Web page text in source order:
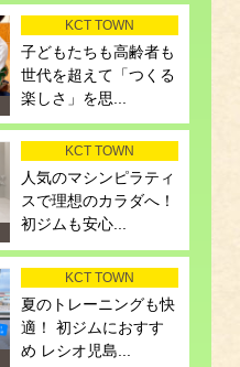
KCT TOWN
子どもたちも高齢者も
世代を超えて「つくる
楽しさ」を思...
KCT TOWN
人気のマシンピラティ
スで理想のカラダへ！
初ジムも安心...
KCT TOWN
夏のトレーニングも快
適！ 初ジムにおすす
め レシオ児島...